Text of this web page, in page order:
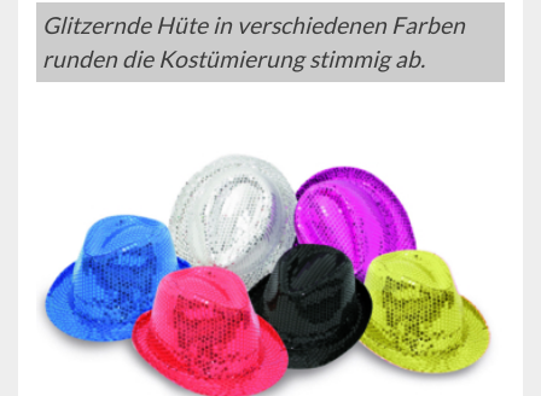
Glitzernde Hüte in verschiedenen Farben
runden die Kostümierung stimmig ab.